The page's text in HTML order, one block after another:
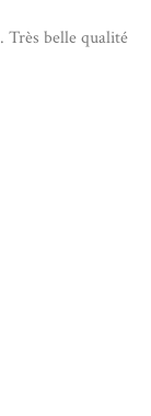
Très belle qualité